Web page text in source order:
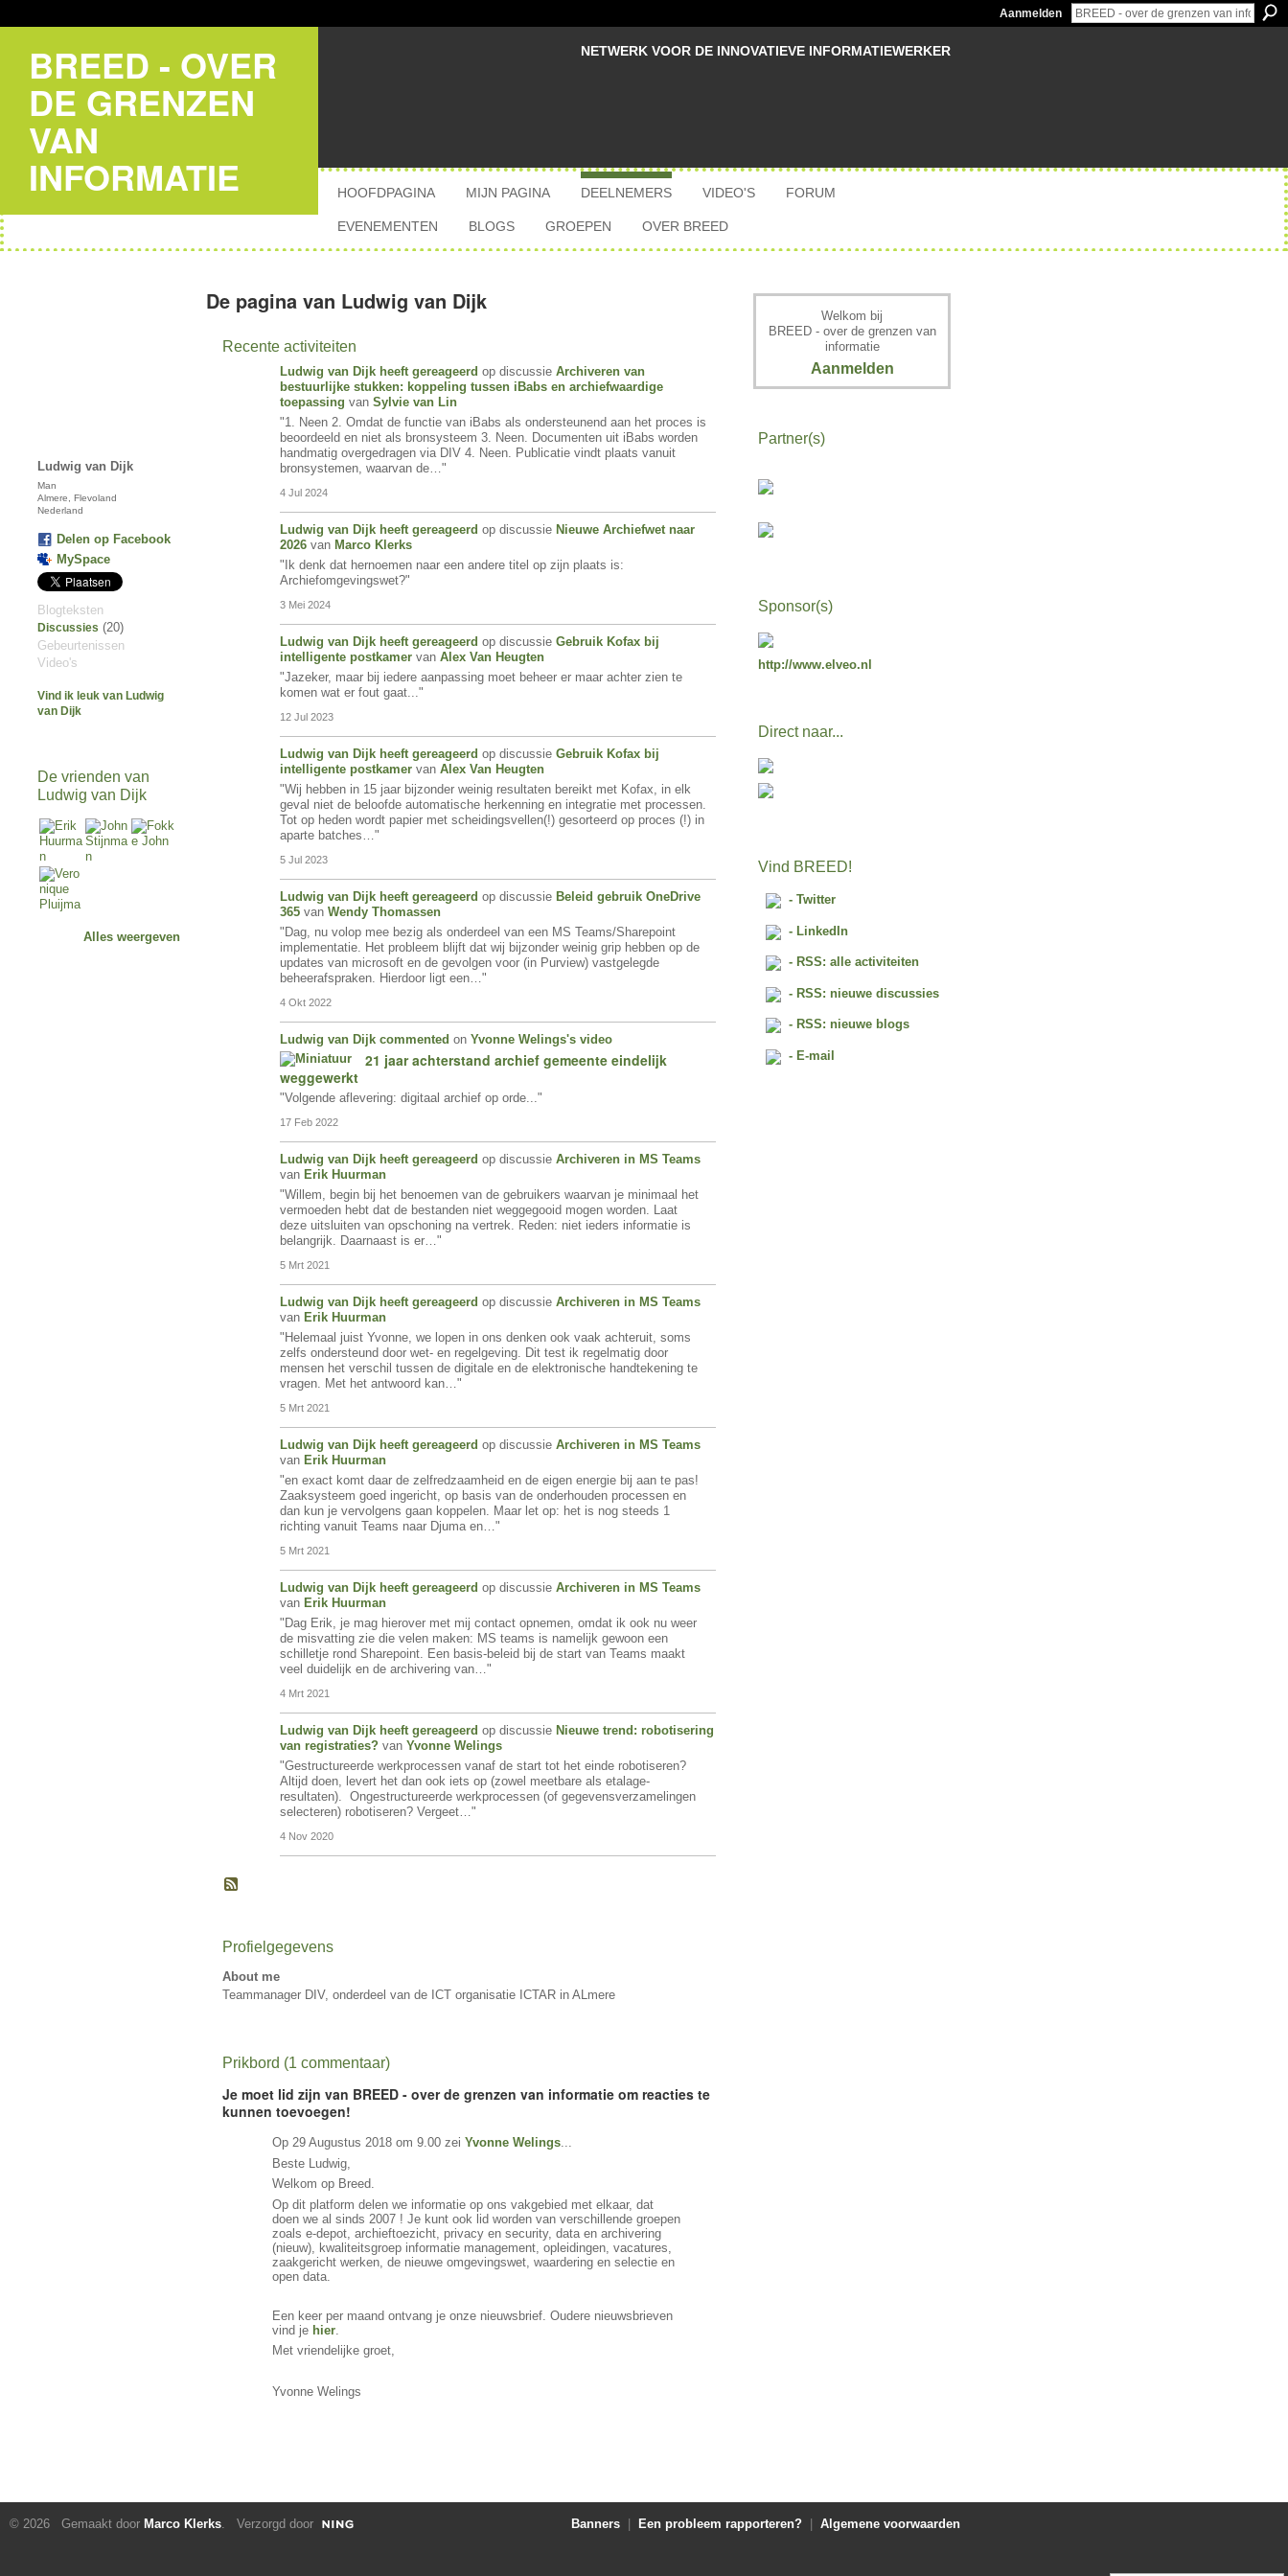
Aanmelden
BREED - OVER
DE GRENZEN
VAN
INFORMATIE
NETWERK VOOR DE INNOVATIEVE INFORMATIEWERKER
HOOFDPAGINA MIJN PAGINA DEELNEMERS VIDEO'S FORUM
EVENEMENTEN BLOGS GROEPEN OVER BREED
Ludwig van Dijk
Man
Almere, Flevoland
Nederland
Delen op Facebook
MySpace
Blogteksten
Discussies (20)
Gebeurtenissen
Video's
Vind ik leuk van Ludwig
van Dijk
De vrienden van
Ludwig van Dijk
Alles weergeven
De pagina van Ludwig van Dijk
Recente activiteiten
Ludwig van Dijk heeft gereageerd op discussie Archiveren van
bestuurlijke stukken: koppeling tussen iBabs en archiefwaardige
toepassing van Sylvie van Lin
"1. Neen 2. Omdat de functie van iBabs als ondersteunend aan het proces is
beoordeeld en niet als bronsysteem 3. Neen. Documenten uit iBabs worden
handmatig overgedragen via DIV 4. Neen. Publicatie vindt plaats vanuit
bronsystemen, waarvan de…"
4 Jul 2024
Ludwig van Dijk heeft gereageerd op discussie Nieuwe Archiefwet naar
2026 van Marco Klerks
"Ik denk dat hernoemen naar een andere titel op zijn plaats is:
Archiefomgevingswet?"
3 Mei 2024
Ludwig van Dijk heeft gereageerd op discussie Gebruik Kofax bij
intelligente postkamer van Alex Van Heugten
"Jazeker, maar bij iedere aanpassing moet beheer er maar achter zien te
komen wat er fout gaat..."
12 Jul 2023
Ludwig van Dijk heeft gereageerd op discussie Gebruik Kofax bij
intelligente postkamer van Alex Van Heugten
"Wij hebben in 15 jaar bijzonder weinig resultaten bereikt met Kofax, in elk
geval niet de beloofde automatische herkenning en integratie met processen.
Tot op heden wordt papier met scheidingsvellen(!) gesorteerd op proces (!) in
aparte batches…"
5 Jul 2023
Ludwig van Dijk heeft gereageerd op discussie Beleid gebruik OneDrive
365 van Wendy Thomassen
"Dag, nu volop mee bezig als onderdeel van een MS Teams/Sharepoint
implementatie. Het probleem blijft dat wij bijzonder weinig grip hebben op de
updates van microsoft en de gevolgen voor (in Purview) vastgelegde
beheerafspraken. Hierdoor ligt een…"
4 Okt 2022
Ludwig van Dijk commented on Yvonne Welings's video
21 jaar achterstand archief gemeente eindelijk
weggewerkt
"Volgende aflevering: digitaal archief op orde..."
17 Feb 2022
Ludwig van Dijk heeft gereageerd op discussie Archiveren in MS Teams
van Erik Huurman
"Willem, begin bij het benoemen van de gebruikers waarvan je minimaal het
vermoeden hebt dat de bestanden niet weggegooid mogen worden. Laat
deze uitsluiten van opschoning na vertrek. Reden: niet ieders informatie is
belangrijk. Daarnaast is er…"
5 Mrt 2021
Ludwig van Dijk heeft gereageerd op discussie Archiveren in MS Teams
van Erik Huurman
"Helemaal juist Yvonne, we lopen in ons denken ook vaak achteruit, soms
zelfs ondersteund door wet- en regelgeving. Dit test ik regelmatig door
mensen het verschil tussen de digitale en de elektronische handtekening te
vragen. Met het antwoord kan…"
5 Mrt 2021
Ludwig van Dijk heeft gereageerd op discussie Archiveren in MS Teams
van Erik Huurman
"en exact komt daar de zelfredzaamheid en de eigen energie bij aan te pas!
Zaaksysteem goed ingericht, op basis van de onderhouden processen en
dan kun je vervolgens gaan koppelen. Maar let op: het is nog steeds 1
richting vanuit Teams naar Djuma en…"
5 Mrt 2021
Ludwig van Dijk heeft gereageerd op discussie Archiveren in MS Teams
van Erik Huurman
"Dag Erik, je mag hierover met mij contact opnemen, omdat ik ook nu weer
de misvatting zie die velen maken: MS teams is namelijk gewoon een
schilletje rond Sharepoint. Een basis-beleid bij de start van Teams maakt
veel duidelijk en de archivering van…"
4 Mrt 2021
Ludwig van Dijk heeft gereageerd op discussie Nieuwe trend: robotisering
van registraties? van Yvonne Welings
"Gestructureerde werkprocessen vanaf de start tot het einde robotiseren?
Altijd doen, levert het dan ook iets op (zowel meetbare als etalage-
resultaten). Ongestructureerde werkprocessen (of gegevensverzamelingen
selecteren) robotiseren? Vergeet…"
4 Nov 2020
Profielgegevens
About me
Teammanager DIV, onderdeel van de ICT organisatie ICTAR in ALmere
Prikbord (1 commentaar)
Je moet lid zijn van BREED - over de grenzen van informatie om reacties te
kunnen toevoegen!
Op 29 Augustus 2018 om 9.00 zei Yvonne Welings
Beste Ludwig,
Welkom op Breed.
Op dit platform delen we informatie op ons vakgebied met elkaar, dat
doen we al sinds 2007 ! Je kunt ook lid worden van verschillende groepen
zoals e-depot, archieftoezicht, privacy en security, data en archivering
(nieuw), kwaliteitsgroep informatie management, opleidingen, vacatures,
zaakgericht werken, de nieuwe omgevingswet, waardering en selectie en
open data.
Een keer per maand ontvang je onze nieuwsbrief. Oudere nieuwsbrieven
vind je hier
Met vriendelijke groet,
Yvonne Welings
Welkom bij
BREED - over de grenzen van
informatie
Aanmelden
Partner(s)
Sponsor(s)
http://www.elveo.nl
Direct naar...
Vind BREED!
- Twitter
- LinkedIn
- RSS: alle activiteiten
- RSS: nieuwe discussies
- RSS: nieuwe blogs
- E-mail
© 2026 Gemaakt door Marco Klerks. Verzorgd door Banners Een probleem rapporteren? Algemene voorwaarden